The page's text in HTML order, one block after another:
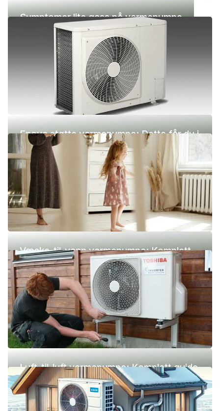
Symptomer lite gass på varmepumpe
Enova støtte varmepumpe: Dette får du i
2026
Væske-til-vann varmepumpe: Komplett
guide (pris, fordeler og ulemper)
Luft-til-luft varmepumpe: Komplett guide
(pris, fordeler og ulemper)